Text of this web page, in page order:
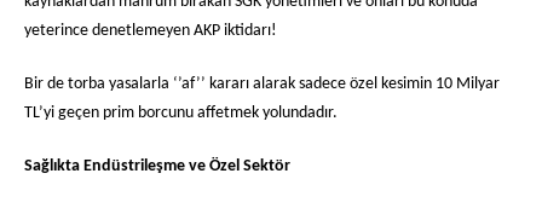
yeterince denetlemeyen AKP iktidarı!
Bir de torba yasalarla ‘’af’’ kararı alarak sadece özel kesimin 10 Milyar
TL’yi geçen prim borcunu affetmek yolundadır.
Sağlıkta Endüstrileşme ve Özel Sektör